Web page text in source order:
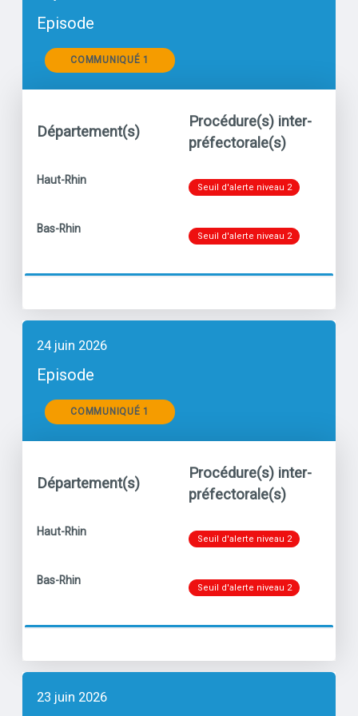
Episode
Communiqués
COMMUNIQUÉ 1
Département(s)
Procédure(s) inter-
préfectorale(s)
titre
Haut-Rhin
Niveau
Seuil d'alerte niveau 2
titre
Bas-Rhin
Niveau
Seuil d'alerte niveau 2
24 juin 2026
Episode
Communiqués
COMMUNIQUÉ 1
Département(s)
Procédure(s) inter-
préfectorale(s)
titre
Haut-Rhin
Niveau
Seuil d'alerte niveau 2
titre
Bas-Rhin
Niveau
Seuil d'alerte niveau 2
23 juin 2026